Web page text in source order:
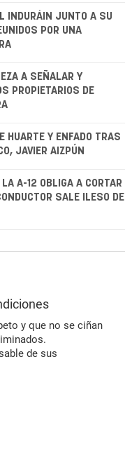
INDURÁIN JUNTO A SU
POR UNA
A SEÑALAR Y
PROPIETARIOS DE
HUARTE Y ENFADO TRAS
JAVIER AIZPÚN
A-12 OBLIGA A CORTAR
SALE ILESO DE
y que no se ciñan
de sus